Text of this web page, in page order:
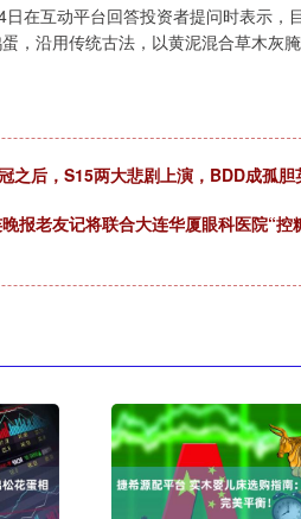
互动平台回答投资者提问时表示，
，沿用传统古法，以黄泥混合草木灰
之后，S15两大悲剧上演，BDD成孤
报老友记将联合大连华厦眼科医院“